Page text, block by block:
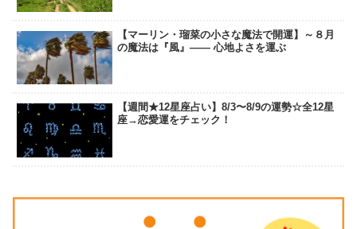
【マーリン・瑠菜の小さな魔法で開運】～８月
の魔法は『風』―― 心地よさを運ぶ
【週間★12星座占い】8/3〜8/9の運勢☆全12星
座→恋愛運をチェック！